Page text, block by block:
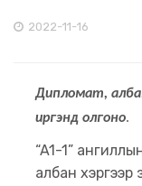
2022-11-16
Дипломат,
иргэнд олгоно.
“A1-1”
албан